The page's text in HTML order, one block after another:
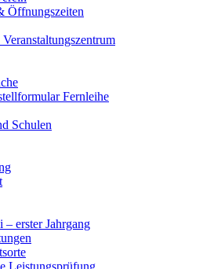
Öffnungszeiten
Fernleihe
Schulen
– erster Jahrgang
Leistungsprüfung